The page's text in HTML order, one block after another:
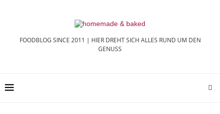
FOODBLOG SINCE 2011 | HIER DREHT SICH ALLES RUND UM DEN
GENUSS